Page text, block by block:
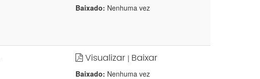
Baixado: Nenhuma vez
Visualizar | Baixar
Baixado: Nenhuma vez